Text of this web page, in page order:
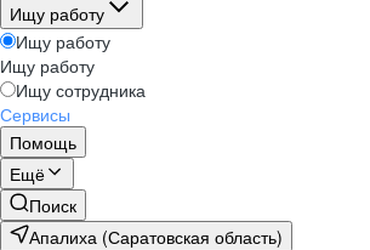
Ищу работу
Ищу работу
Ищу работу
Ищу сотрудника
Сервисы
Помощь
Ещё
Поиск
Апалиха (Саратовская область)